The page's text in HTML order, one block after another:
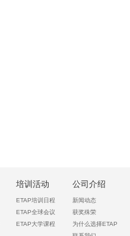
培训活动
ETAP培训日程
ETAP全球会议
ETAP大学课程
公司介绍
新闻动态
获奖殊荣
为什么选择ETAP